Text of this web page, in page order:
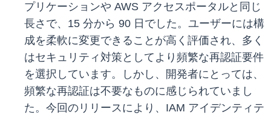
プリケーションや AWS アクセスポータルと同じ
長さで、15 分から 90 日でした。ユーザーには構
成を柔軟に変更できることが高く評価され、多く
はセキュリティ対策としてより頻繁な再認証要件
を選択しています。しかし、開発者にとっては、
頻繁な再認証は不要なものに感じられていまし
た。今回のリリースにより、IAM アイデンティテ